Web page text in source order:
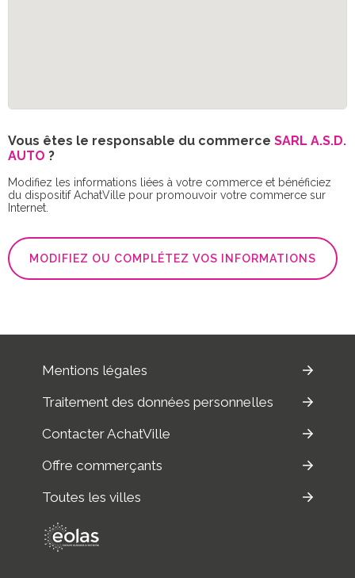
Vous êtes le responsable du commerce SARL A.S.D.
AUTO ?
Modifiez les informations liées à votre commerce et bénéficiez
du dispositif AchatVille pour promouvoir votre commerce sur
Internet.
MODIFIEZ OU COMPLÉTEZ VOS INFORMATIONS
Mentions légales
Traitement des données personnelles
Contacter AchatVille
Offre commerçants
Toutes les villes